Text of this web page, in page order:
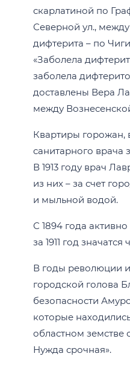
скарлатиной по
Северной ул.,
дифтерита – по
«Заболела
заболела
доставлены Вера
между
Квартиры горожан,
санитарного врача
В 1913 году врач
из них – за счет
и мыльной водой.
С 1894 года
за 1911 год
В годы революции и
городской голова
безопасности
которые
областном земстве
Нужда срочная».